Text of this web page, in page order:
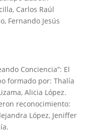
Carlos Raúl
Fernando Jesús
Conciencia”: El
formado por: Thalía
Alicia López.
reconocimiento:
López, Jeniffer